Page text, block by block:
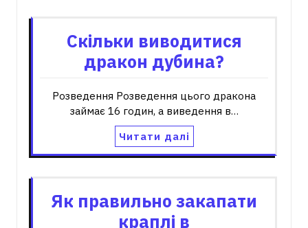
Скільки виводитися
дракон дубина?
Розведення Розведення цього дракона
займає 16 годин, а виведення в…
Читати далі
Як правильно закапати
краплі в